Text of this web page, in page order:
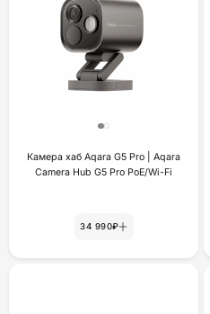
Камера хаб Aqara G5 Pro | Aqara
Camera Hub G5 Pro PoE/Wi-Fi
34 990₽